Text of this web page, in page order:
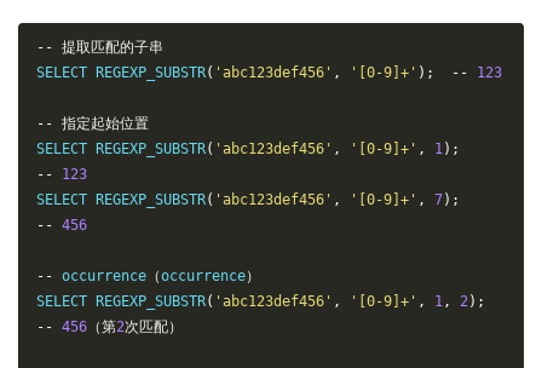
-- 提取匹配的子串
SELECT REGEXP_SUBSTR( 'abc123def456' , '[0-9]+' ); -- 123
-- 指定起始位置
SELECT REGEXP_SUBSTR( 'abc123def456' , '[0-9]+' , 1);
--
123
SELECT REGEXP_SUBSTR( 'abc123def456' , '[0-9]+' , 7);
-- 456
-- occurrence （occurrence）
SELECT REGEXP_SUBSTR( 'abc123def456' , '[0-9]+' , 1, 2);
-- 456 （第2次匹配）